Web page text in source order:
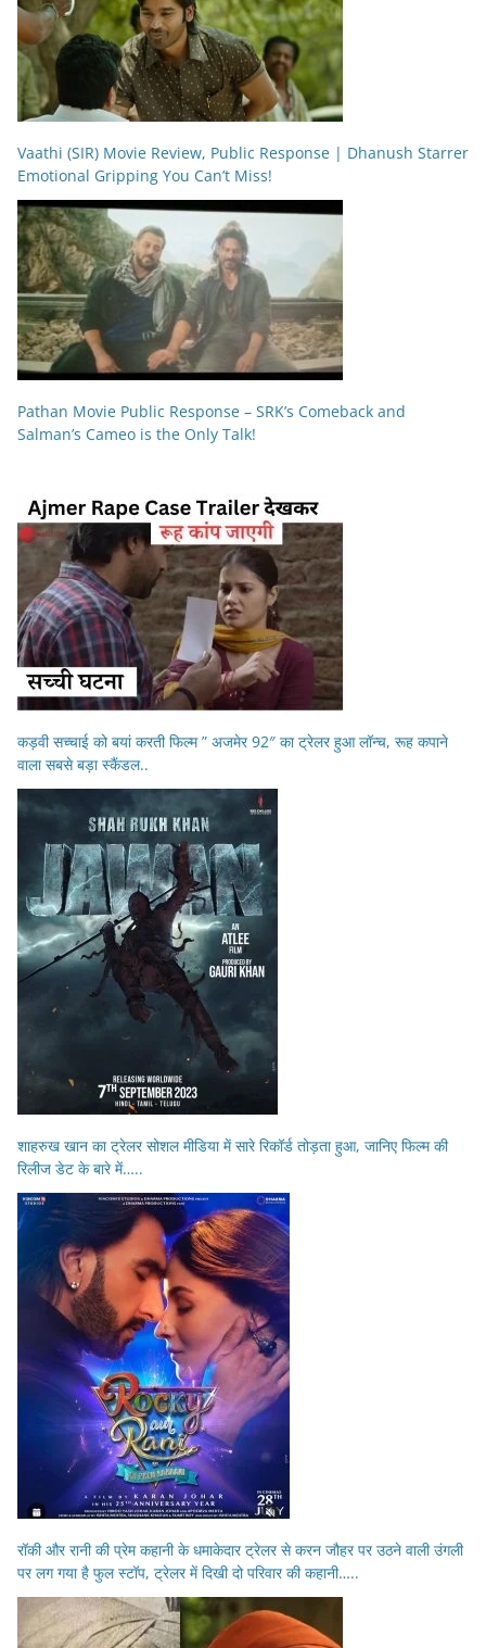
Vaathi (SIR) Movie Review, Public Response | Dhanush Starrer
Emotional Gripping You Can’t Miss!
Pathan Movie Public Response – SRK’s Comeback and
Salman’s Cameo is the Only Talk!
कड़वी सच्चाई को बयां करती फिल्म ” अजमेर 92″ का ट्रेलर हुआ लॉन्च, रूह कपाने
वाला सबसे बड़ा स्कैंडल..
शाहरुख खान का ट्रेलर सोशल मीडिया में सारे रिकॉर्ड तोड़ता हुआ, जानिए फिल्म की
रिलीज डेट के बारे में…..
रॉकी और रानी की प्रेम कहानी के धमाकेदार ट्रेलर से करन जौहर पर उठने वाली उंगली
पर लग गया है फुल स्टॉप, ट्रेलर में दिखी दो परिवार की कहानी…..